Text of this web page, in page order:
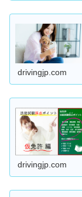
drivingjp.com
drivingjp.com